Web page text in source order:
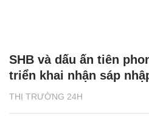
THỊ TRƯỜNG 24H
SHB và dấu ấn tiên
triển khai nhận sáp